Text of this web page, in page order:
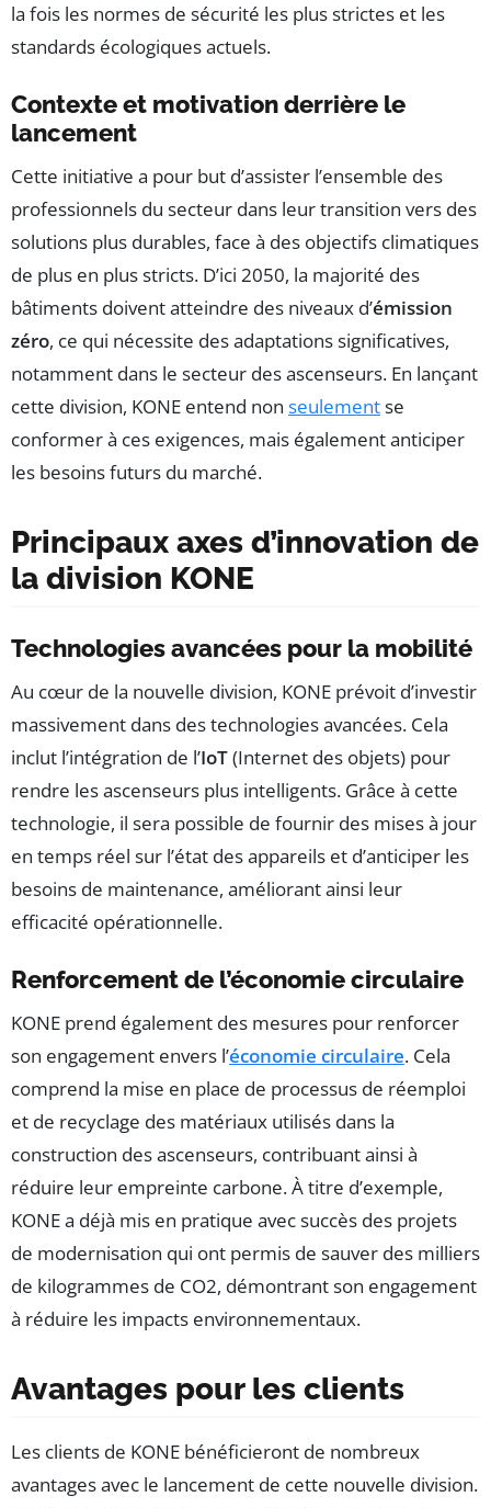
la fois les normes de sécurité les plus strictes et les
standards écologiques actuels.
Contexte et motivation derrière le
lancement
Cette initiative a pour but d’assister l’ensemble des
professionnels du secteur dans leur transition vers des
solutions plus durables, face à des objectifs climatiques
de plus en plus stricts. D’ici 2050, la majorité des
bâtiments doivent atteindre des niveaux d’émission
zéro, ce qui nécessite des adaptations significatives,
notamment dans le secteur des ascenseurs. En lançant
cette division, KONE entend non seulementse
conformer à ces exigences, mais également anticiper
les besoins futurs du marché.
Principaux axes d’innovation de
la division KONE
Technologies avancées pour la mobilité
Au cœur de la nouvelle division, KONE prévoit d’investir
massivement dans des technologies avancées. Cela
inclut l’intégration de l’IoT(Internet des objets) pour
rendre les ascenseurs plus intelligents. Grâce à cette
technologie, il sera possible de fournir des mises à jour
en temps réel sur l’état des appareils et d’anticiper les
besoins de maintenance, améliorant ainsi leur
efficacité opérationnelle.
Renforcement de l’économie circulaire
KONE prend également des mesures pour renforcer
son engagement envers l’économie circulaire. Cela
comprend la mise en place de processus de réemploi
et de recyclage des matériaux utilisés dans la
construction des ascenseurs, contribuant ainsi à
réduire leur empreinte carbone. À titre d’exemple,
KONE a déjà mis en pratique avec succès des projets
de modernisation qui ont permis de sauver des milliers
de kilogrammes de CO2, démontrant son engagement
à réduire les impacts environnementaux.
Avantages pour les clients
Les clients de KONE bénéficieront de nombreux
avantages avec le lancement de cette nouvelle division.